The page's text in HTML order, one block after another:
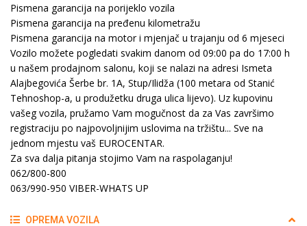
Pismena garancija na porijeklo vozila
Pismena garancija na pređenu kilometražu
Pismena garancija na motor i mjenjač u trajanju od 6 mjeseci
Vozilo možete pogledati svakim danom od 09:00 pa do 17:00 h
u našem prodajnom salonu, koji se nalazi na adresi Ismeta
Alajbegovića Šerbe br. 1A, Stup/Ilidža (100 metara od Stanić
Tehnoshop-a, u produžetku druga ulica lijevo). Uz kupovinu
vašeg vozila, pružamo Vam mogučnost da za Vas završimo
registraciju po najpovoljnijim uslovima na tržištu... Sve na
jednom mjestu vaš EUROCENTAR.
Za sva dalja pitanja stojimo Vam na raspolaganju!
062/800-800
063/990-950 VIBER-WHATS UP
OPREMA VOZILA